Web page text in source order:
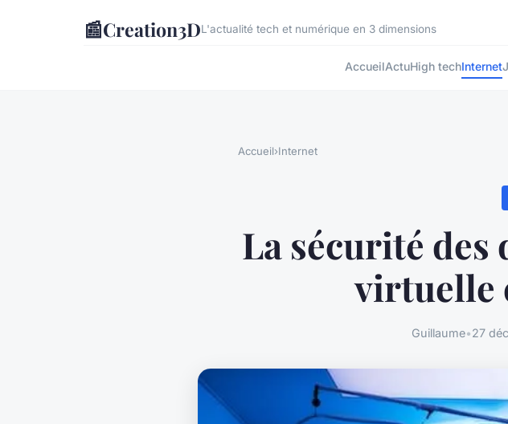
📰Creation3DL'actualité tech et numérique en 3 dimensions
AccueilActuHigh techInternet
Accueil›Internet
La sécurité des
virtuelle
Guillaume•27